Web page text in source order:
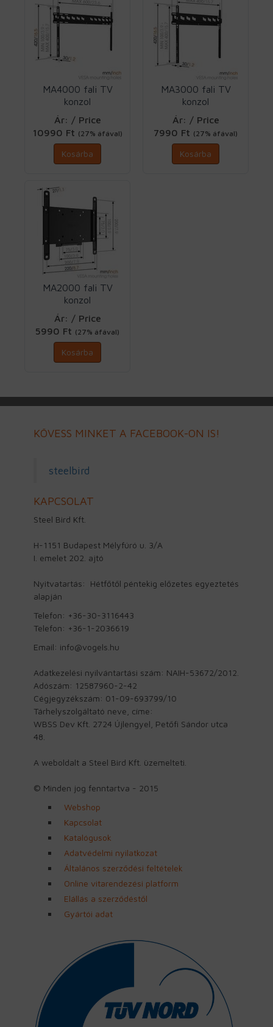
MA4000 fali TV
konzol
VESA600X400 fix
Vogels
Ár: / Price
10990 Ft (27% áfával)
Kosárba
MA3000 fali TV
konzol
VESA400X400 fix
Vogels
Ár: / Price
7990 Ft (27% áfával)
Kosárba
MA2000 fali TV
konzol
VESA200X200 fix
Vogels
Ár: / Price
5990 Ft (27% áfával)
Kosárba
KÖVESS MINKET A FACEBOOK-ON IS!
steelbird
KAPCSOLAT
Steel Bird Kft.
H-1151 Budapest Mélyfúró u. 3/A
I. emelet 202. ajtó
Nyitvatartás: Hétfőtől péntekig előzetes egyeztetés
alapján
Telefon: +36-30-3116443
Telefon: +36-1-2036619
Email: info@vogels.hu
Adatkezelési nyilvántartási szám: NAIH-53672/2012.
Adószám: 12587960-2-42
Cégjegyzékszám: 01-09-693799/10
Tárhelyszolgáltató neve, címe:
WBSS Dev Kft. 2724 Újlengyel, Petőfi Sándor utca
48.
A weboldalt a Steel Bird Kft. üzemelteti.
© Minden jog fenntartva - 2015
Webshop
Kapcsolat
Katalógusok
Adatvédelmi nyilatkozat
Általános szerződési feltételek
Online vitarendezési platform
Elállás a szerződéstől
Gyártói adat